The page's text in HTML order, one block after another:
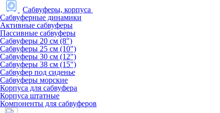
Сабвуферы, корпуса
Сабвуферные динамики
Активные сабвуферы
Пассивные сабвуферы
Сабвуферы 20 см (8")
Сабвуферы 25 см (10")
Сабвуферы 30 см (12")
Сабвуферы 38 см (15")
Сабвуфер под сиденье
Сабвуферы морские
Корпуса для сабвуфера
Корпуса штатные
Компоненты для сабвуферов